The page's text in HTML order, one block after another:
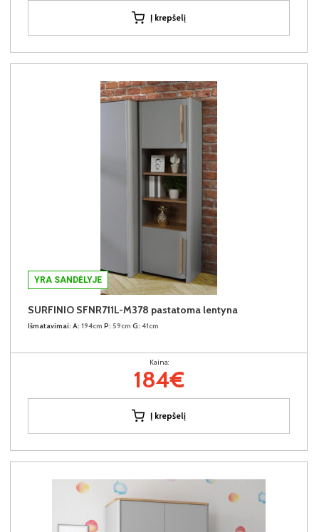
Į krepšelį
YRA SANDĖLYJE
SURFINIO SFNR711L-M378 pastatoma lentyna
Išmatavimai: A: 194cm P: 59cm G: 41cm
Kaina:
184€
Į krepšelį